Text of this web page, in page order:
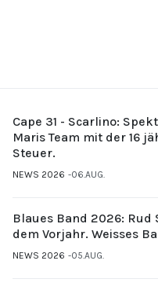
Cape 31 - Scarlino:
Maris Team mit der 16
Steuer.
NEWS 2026 06.AUG.
Blaues Band 2026:
dem Vorjahr. Weisses
NEWS 2026 05.AUG.